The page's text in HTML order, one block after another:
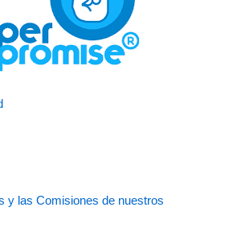
y las Comisiones de nuestros